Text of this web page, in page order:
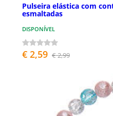
Pulseira elástica com
esmaltadas
DISPONÍVEL
€ 2,59 € 2,99